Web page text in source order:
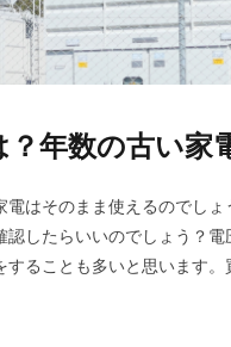
年数の古い家
はそのまま使えるのでし
したらいいのでしょう？電
ることも多いと思います